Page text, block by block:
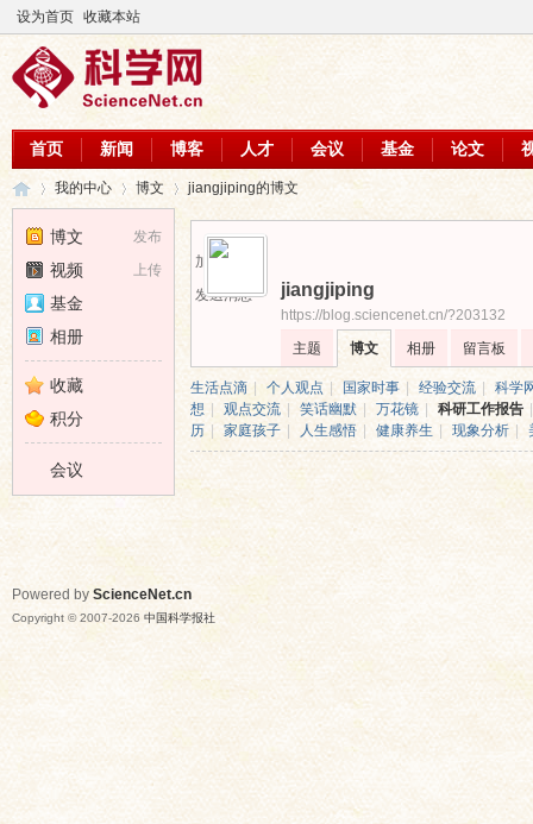
设为首页 收藏本站
首页 新闻 博客 人才 会议 基金 论文
›
我的中心 博文 jiangjiping的博文
加为好友
发送消息
jiangjiping
https://blog.sciencenet.cn/?203132
主题
博文 相册 留言板
生活点滴 个人观点 国家时事 经验交流
科学
想
观点交流 笑话幽默 万花镜 科研工作报告
历
家庭孩子 人生感悟 健康养生 现象分析
发布
博文
上传
视频
基金
相册
收藏
积分
会议
Powered by ScienceNet.cn
Copyright © 2007-2026 中国科学报社